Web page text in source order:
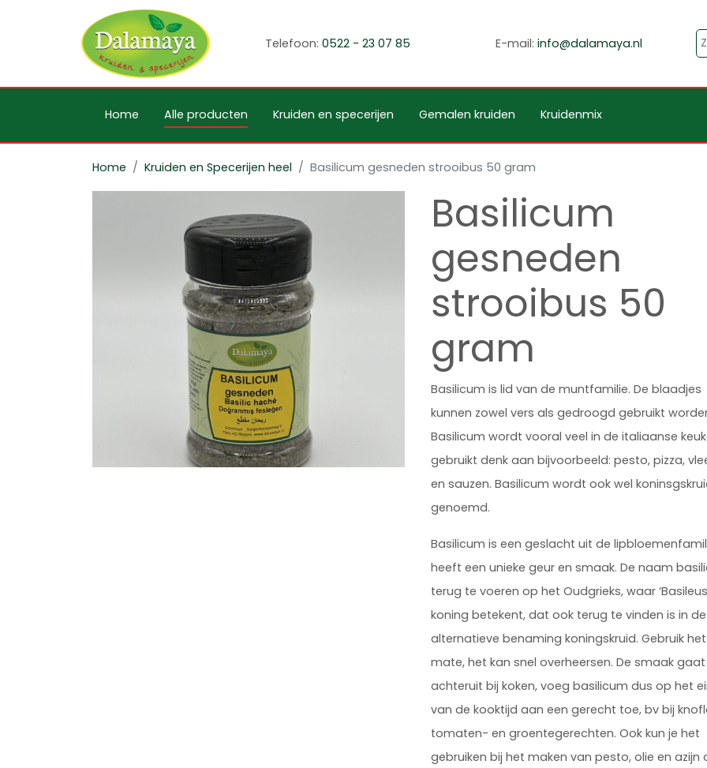
Telefoon:0522 - 23 07 85 E-mail: info@dalamaya.nl
Home Alle producten Kruiden en specerijen Gemalen kruiden Kruidenmix
Home Kruiden en Specerijen heel Basilicum gesneden strooibus 50 gram
Basilicum
gesneden
strooibus 50
gram
Basilicum is lid van de muntfamilie. De blaadjes
kunnen zowel vers als gedroogd gebruikt
Basilicum wordt vooral veel in de italiaanse
gebruikt denk aan bijvoorbeeld: pesto, pizza,
en sauzen. Basilicum wordt ook wel
genoemd.
Basilicum is een geslacht uit de
heeft een unieke geur en smaak. De naam
terug te voeren op het Oudgrieks, waar
koning betekent, dat ook terug te vinden is in de
alternatieve benaming koningskruid. Gebruik
mate, het kan snel overheersen. De smaak
achteruit bij koken, voeg basilicum dus op het
van de kooktijd aan een gerecht toe, bv bij
tomaten- en groentegerechten. Ook kun je het
gebruiken bij het maken van pesto, olie en azijn